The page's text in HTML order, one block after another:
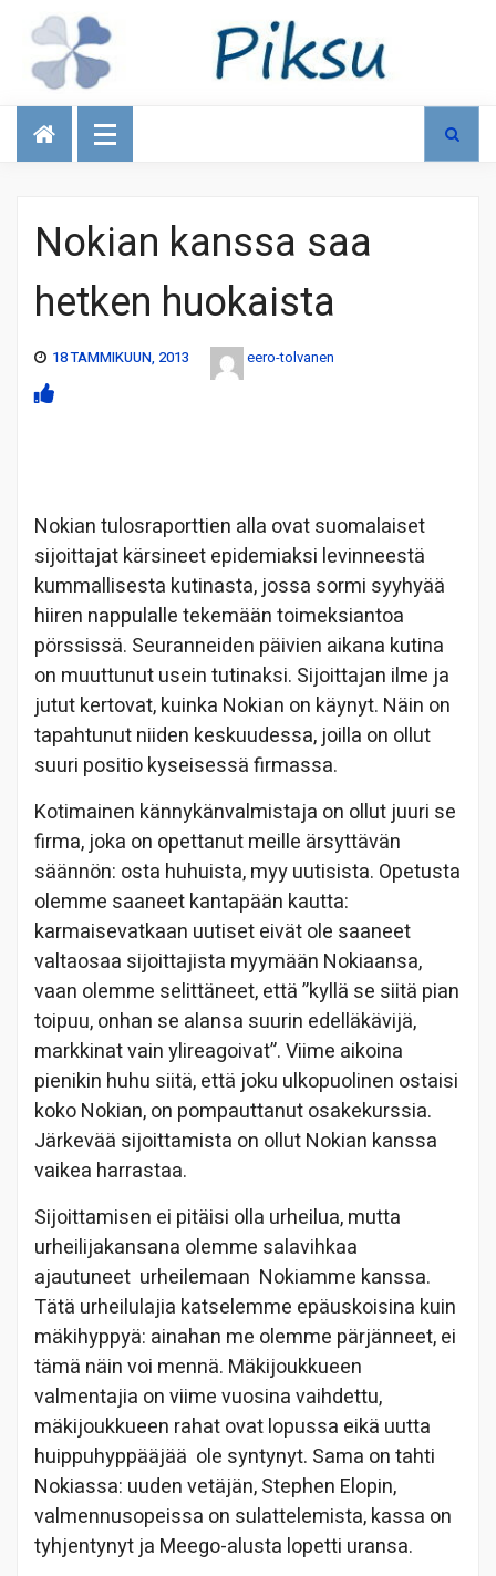
Talous
Nokian kanssa saa
hetken huokaista
18 TAMMIKUUN, 2013 eero-tolvanen
Nokian tulosraporttien alla ovat suomalaiset
sijoittajat kärsineet epidemiaksi levinneestä
kummallisesta kutinasta, jossa sormi syyhyää
hiiren nappulalle tekemään toimeksiantoa
pörssissä. Seuranneiden päivien aikana kutina
on muuttunut usein tutinaksi. Sijoittajan ilme ja
jutut kertovat, kuinka Nokian on käynyt. Näin on
tapahtunut niiden keskuudessa, joilla on ollut
suuri positio kyseisessä firmassa.
Kotimainen kännykänvalmistaja on ollut juuri se
firma, joka on opettanut meille ärsyttävän
säännön: osta huhuista, myy uutisista. Opetusta
olemme saaneet kantapään kautta:
karmaisevatkaan uutiset eivät ole saaneet
valtaosaa sijoittajista myymään Nokiaansa,
vaan olemme selittäneet, että ”kyllä se siitä pian
toipuu, onhan se alansa suurin edelläkävijä,
markkinat vain ylireagoivat”. Viime aikoina
pienikin huhu siitä, että joku ulkopuolinen ostaisi
koko Nokian, on pompauttanut osakekurssia.
Järkevää sijoittamista on ollut Nokian kanssa
vaikea harrastaa.
Sijoittamisen ei pitäisi olla urheilua, mutta
urheilijakansana olemme salavihkaa
ajautuneet urheilemaan Nokiamme kanssa.
Tätä urheilulajia katselemme epäuskoisina kuin
mäkihyppyä: ainahan me olemme pärjänneet, ei
tämä näin voi mennä. Mäkijoukkueen
valmentajia on viime vuosina vaihdettu,
mäkijoukkueen rahat ovat lopussa eikä uutta
huippuhyppääjää ole syntynyt. Sama on tahti
Nokiassa: uuden vetäjän, Stephen Elopin,
valmennusopeissa on sulattelemista, kassa on
tyhjentynyt ja Meego-alusta lopetti uransa.